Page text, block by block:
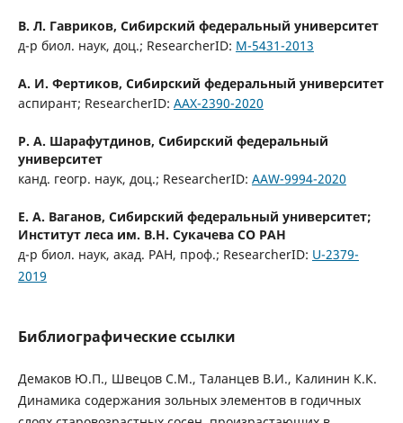
В. Л. Гавриков, Сибирский федеральный университет
д-р биол. наук, доц.; ResearcherID: M-5431-2013
А. И. Фертиков, Сибирский федеральный университет
аспирант; ResearcherID: AAX-2390-2020
Р. А. Шарафутдинов, Сибирский федеральный
университет
канд. геогр. наук, доц.; ResearcherID: AAW-9994-2020
Е. А. Ваганов, Сибирский федеральный университет;
Институт леса им. В.Н. Сукачева СО РАН
д-р биол. наук, акад. РАН, проф.; ResearcherID: U-2379-
2019
Библиографические ссылки
Демаков Ю.П., Швецов С.М., Таланцев В.И., Калинин К.К.
Динамика содержания зольных элементов в годичных